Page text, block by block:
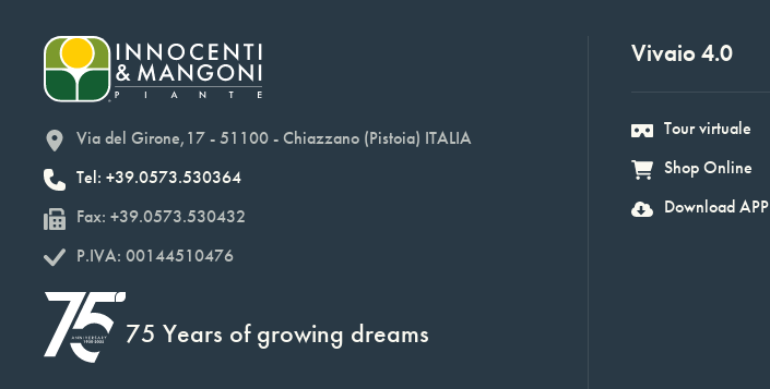
Via del Girone,17 - 51100 - Chiazzano (Pistoia) ITALIA
Tel: +39.0573.530364
Fax: +39.0573.530432
P.IVA: 00144510476
75 Years of growing dreams
Vivaio 4.0
Tour virtuale
Shop Online
Download APP